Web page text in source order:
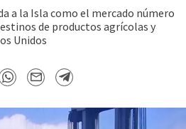
a la Isla como el mercado número
de productos agrícolas y
Unidos